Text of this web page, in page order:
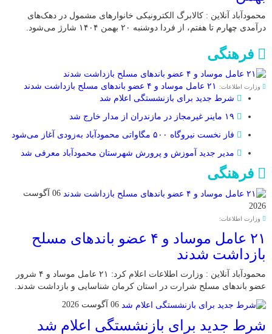
محمودآباد آنلاین : کالابرگ الکترونیکی خانوار‌های مشمول در دهک‌های
درآمدی چهارم تا هفتم، از فردا دوشنبه ۲۰ بهمن ۱۴۰۴ شارژ می‌شود.
فرهنگی
وزارت اطلاعات:
۲۱ عامل موساد و ۴ عضو باند‌های مسلح بازداشت شدند
شرط جدید برای بازنشستگی اعلام شد
فاز نخست نیروگاه ۵۰۰ مگاواتی محمودآباد به‌زودی آغاز می‌شود
مدیر جدید آموزش و پرورش شهرستان محمودآباد معرفی شد
فرهنگی
06 آگوست
2026
وزارت اطلاعات:
۲۱ عامل موساد و ۴ عضو باند‌های مسلح
بازداشت شدند
محمودآباد آنلاین : وزارت اطلاعات اعلام کرد: ۲۱ عامل موساد و ۴ شرور
عضو باند‌های مسلح شرارت در استان کرمان شناسایی و بازداشت شدند.
06 آگوست 2026
شرط جدید برای بازنشستگی اعلام شد